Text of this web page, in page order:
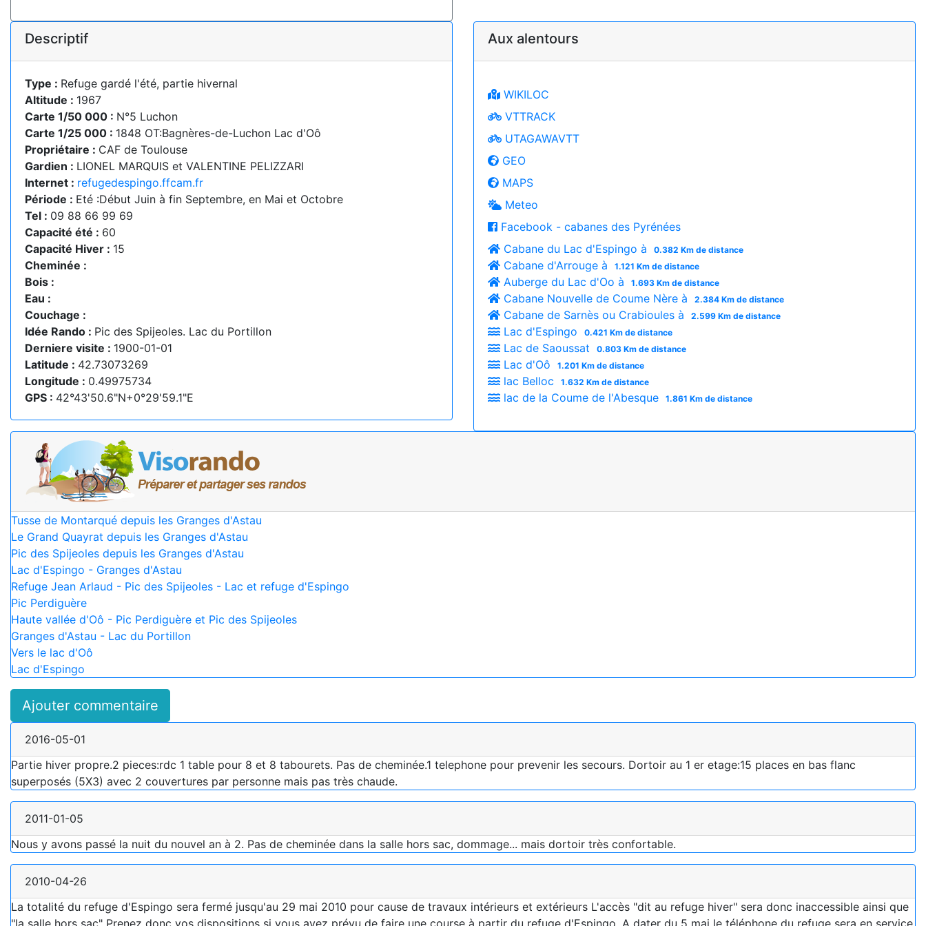
Descriptif
Type : Refuge gardé l'été, partie hivernal
Altitude : 1967
Carte 1/50 000 : N°5 Luchon
Carte 1/25 000 : 1848 OT:Bagnères-de-Luchon Lac d'Oô
Propriétaire : CAF de Toulouse
Gardien : LIONEL MARQUIS et VALENTINE PELIZZARI
Internet : refugedespingo.ffcam.fr
Période : Eté :Début Juin à fin Septembre, en Mai et Octobre
Tel : 09 88 66 99 69
Capacité été : 60
Capacité Hiver : 15
Cheminée :
Bois :
Eau :
Couchage :
Idée Rando : Pic des Spijeoles. Lac du Portillon
Derniere visite : 1900-01-01
Latitude : 42.73073269
Longitude : 0.49975734
GPS : 42°43'50.6"N+0°29'59.1"E
Aux alentours
WIKILOC
VTTRACK
UTAGAWAVTT
GEO
MAPS
Meteo
Facebook - cabanes des Pyrénées
Cabane du Lac d'Espingo à
0.382 Km de distance
Cabane d'Arrouge à 1.121 Km de distance
Auberge du Lac d'Oo à 1.693 Km de distance
Cabane Nouvelle de Coume Nère à 2.384 Km de distance
Cabane de Sarnès ou Crabioules à 2.599 Km de distance
Lac d'Espingo 0.421 Km de distance
Lac de Saoussat 0.803 Km de distance
Lac d'Oô 1.201 Km de distance
lac Belloc 1.632 Km de distance
lac de la Coume de l'Abesque 1.861 Km de distance
Tusse de Montarqué depuis les Granges d'Astau
Le Grand Quayrat depuis les Granges d'Astau
Pic des Spijeoles depuis les Granges d'Astau
Lac d'Espingo - Granges d'Astau
Refuge Jean Arlaud - Pic des Spijeoles - Lac et refuge d'Espingo
Pic Perdiguère
Haute vallée d'Oô - Pic Perdiguère et Pic des Spijeoles
Granges d'Astau - Lac du Portillon
Vers le lac d'Oô
Lac d'Espingo
Ajouter commentaire
2016-05-01
Partie hiver propre.2 pieces:rdc 1 table pour 8 et 8 tabourets. Pas de cheminée.1 telephone pour prevenir les secours. Dortoir au 1 er etage:15 places en bas flanc
superposés (5X3) avec 2 couvertures par personne mais pas très chaude.
2011-01-05
Nous y avons passé la nuit du nouvel an à 2. Pas de cheminée dans la salle hors sac, dommage... mais dortoir très confortable.
2010-04-26
La totalité du refuge d'Espingo sera fermé jusqu'au 29 mai 2010 pour cause de travaux intérieurs et extérieurs L'accès "dit au refuge hiver" sera donc inaccessible ainsi que
"la salle hors sac" Prenez donc vos dispositions si vous avez prévu de faire une course à partir du refuge d'Espingo. A dater du 5 mai le téléphone du refuge sera en service